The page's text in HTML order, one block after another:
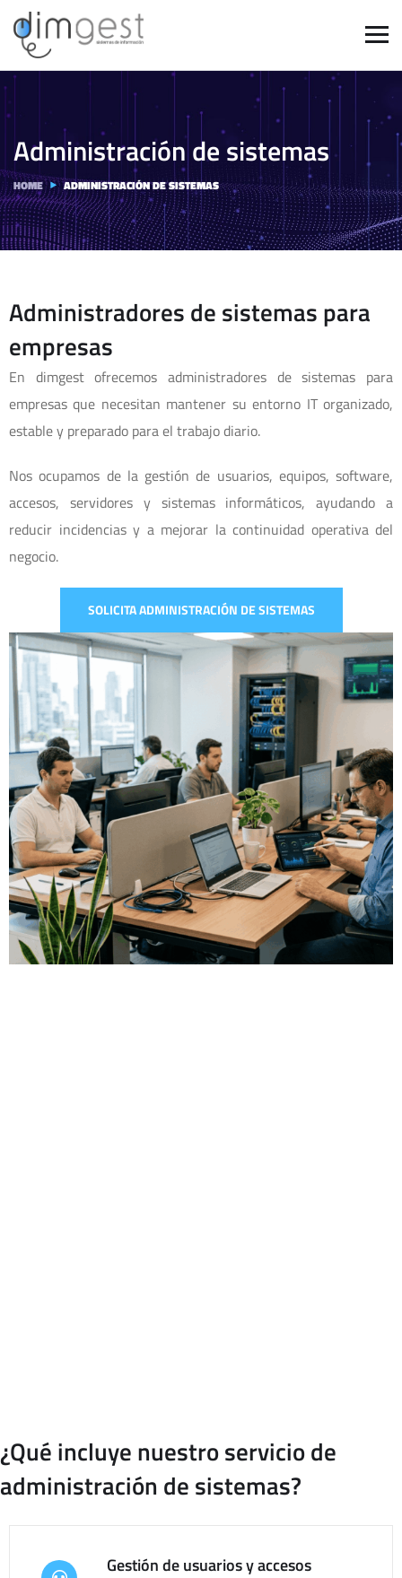
Administración de sistemas
HOME ADMINISTRACIÓN DE SISTEMAS
Administradores de sistemas para
empresas
En dimgest ofrecemos administradores de sistemas para
empresas que necesitan mantener su entorno IT organizado,
estable y preparado para el trabajo diario.
Nos ocupamos de la gestión de usuarios, equipos, software,
accesos, servidores y sistemas informáticos, ayudando a
reducir incidencias y a mejorar la continuidad operativa del
negocio.
SOLICITA ADMINISTRACIÓN DE SISTEMAS
¿Qué incluye nuestro servicio de
administración de sistemas?
Gestión de usuarios y accesos